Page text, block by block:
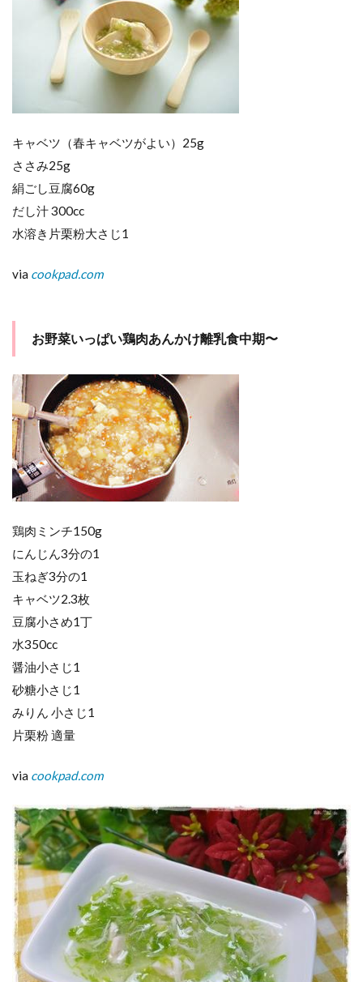
キャベツ（春キャベツがよい）25g
ささみ25g
絹ごし豆腐60g
だし汁 300cc
水溶き片栗粉大さじ1
via cookpad.com
お野菜いっぱい鶏肉あんかけ離乳食中期〜
鶏肉ミンチ150g
にんじん3分の1
玉ねぎ3分の1
キャベツ2.3枚
豆腐小さめ1丁
水350cc
醤油小さじ1
砂糖小さじ1
みりん 小さじ1
片栗粉 適量
via cookpad.com